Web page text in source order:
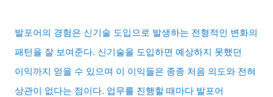
발포어의 경험은 신기술 도입으로 발생하는 전형적인 변화의
패턴을 잘 보여준다. 신기술을 도입하면 예상하지 못했던
이익까지 얻을 수 있으며 이 이익들은 종종 처음 의도와 전혀
상관이 없다는 점이다. 업무를 진행할 때마다 발포어